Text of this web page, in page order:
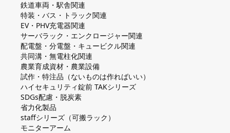
鉄道車両・駅舎関連
特装・バス・トラック関連
EV・PHV充電器関連
サーバラック・エンクロージャー関連
配電盤・分電盤・キュービクル関連
共同溝・無電柱化関連
農業育成資材・農業設備
試作・特注品（ないものは作ればいい）
ハイセキュリティ錠前 TAKシリーズ
SDGs配慮・脱炭素
省力化製品
staffシリーズ（可搬ラック）
モニターアーム